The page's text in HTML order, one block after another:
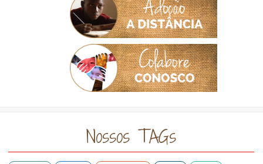
Nossos TAGs